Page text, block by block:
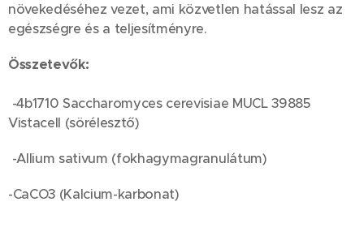
növekedéséhez vezet, ami közvetlen hatással lesz az
egészségre és a teljesítményre.
Összetevők:
-4b1710 Saccharomyces cerevisiae MUCL 39885
Vistacell (sörélesztő)
-Allium sativum (fokhagymagranulátum)
-CaCO3 (Kalcium-karbonat)